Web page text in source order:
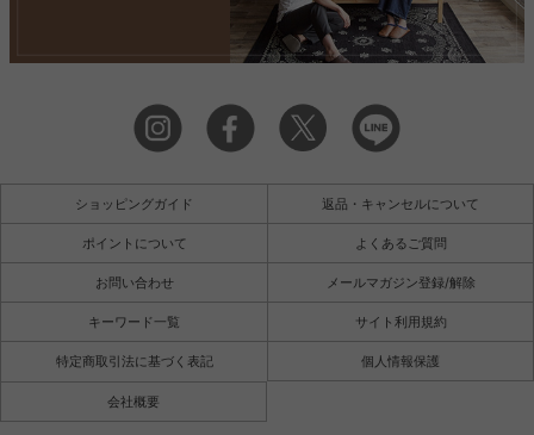
ショッピングガイド 返品・キャンセルについて
ポイントについて よくあるご質問
お問い合わせ メールマガジン登録/解除
キーワード一覧 サイト利用規約
特定商取引法に基づく表記 個人情報保護
会社概要